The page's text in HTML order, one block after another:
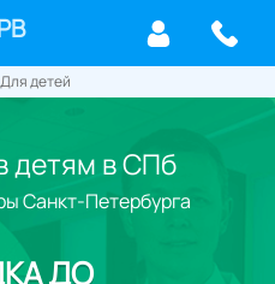
Для детей
детям в СПб
Санкт-Петербурга
ДО